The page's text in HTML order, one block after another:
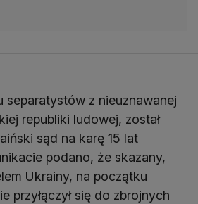
separatystów z nieuznawanej
republiki ludowej, został
sąd na karę 15 lat
podano, że skazany,
Ukrainy, na początku
przyłączył się do zbrojnych